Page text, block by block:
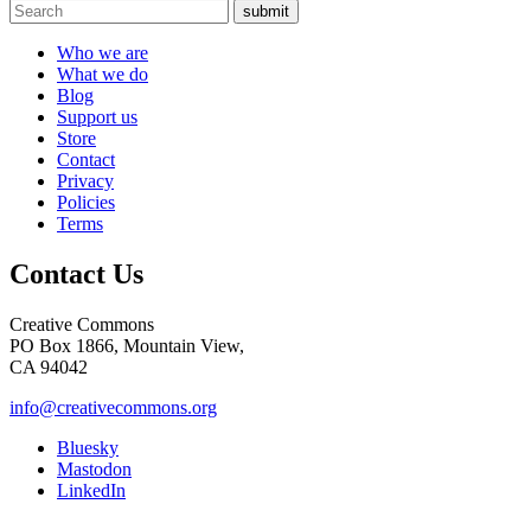
submit
Who we are
What we do
Blog
Support us
Store
Contact
Privacy
Policies
Terms
Contact Us
Creative Commons
PO Box 1866, Mountain View,
CA 94042
info@creativecommons.org
Bluesky
Mastodon
LinkedIn